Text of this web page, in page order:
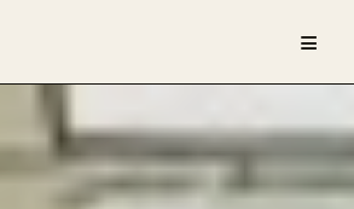
≡